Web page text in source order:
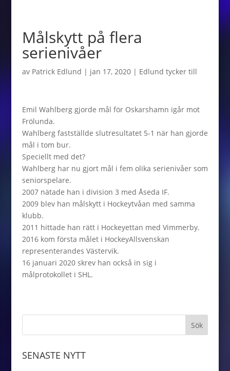
Målskytt på flera
serienivåer
av Patrick Edlund | jan 17, 2020| Edlund tycker till
Emil Wahlberg gjorde mål för Oskarshamn igår mot
Frölunda.
Wahlberg fastställde slutresultatet 5-1 när han gjorde
mål i tom bur.
Speciellt med det?
Wahlberg har nu gjort mål i fem olika serienivåer som
seniorspelare.
2007 nätade han i division 3 med Åseda IF.
2009 blev han målskytt i Hockeytvåan med samma
klubb.
2011 hittade han rätt i Hockeyettan med Vimmerby.
2016 kom första målet i HockeyAllsvenskan
representerandes Västervik.
16 januari 2020 skrev han också in sig i
målprotokollet i SHL.
SENASTE NYTT